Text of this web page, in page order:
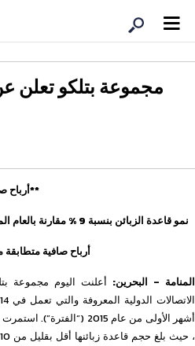
مجموعة بتلكو تعلن عن
**أرباح صافية قدرها 14.2 مليون دينار بحريني**
نمو قاعدة الزبائن بنسبة 9 % مقارنة بالعام الماضي لتصل إلى
أرباح صافية
المنامة – البحرين: أعلنت اليوم مجموعة
أشهر الأولى من عام 2015